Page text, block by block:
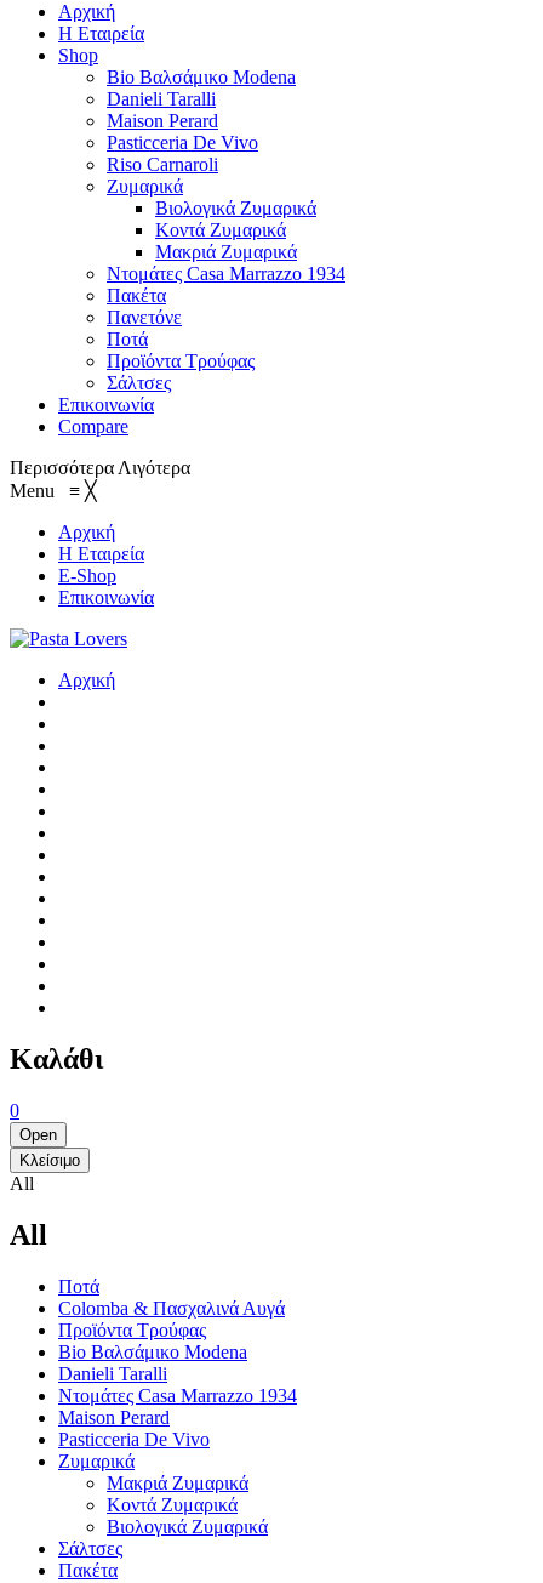
Αρχική
Η Εταιρεία
Shop
Bio Βαλσάμικο Modena
Danieli Taralli
Maison Perard
Pasticceria De Vivo
Riso Carnaroli
Ζυμαρικά
Βιολογικά Ζυμαρικά
Κοντά Ζυμαρικά
Μακριά Ζυμαρικά
Ντομάτες Casa Marrazzo 1934
Πακέτα
Πανετόνε
Ποτά
Προϊόντα Τρούφας
Σάλτσες
Επικοινωνία
Compare
ΠερισσότεραΛιγότερα
Menu ≡ ╳
Αρχική
Η Εταιρεία
E-Shop
Επικοινωνία
Αρχική
Καλάθι
0
Open
Κλείσιμο
All
All
Ποτά
Colomba & Πασχαλινά Αυγά
Προϊόντα Τρούφας
Bio Βαλσάμικο Modena
Danieli Taralli
Ντομάτες Casa Marrazzo 1934
Maison Perard
Pasticceria De Vivo
Ζυμαρικά
Μακριά Ζυμαρικά
Κοντά Ζυμαρικά
Βιολογικά Ζυμαρικά
Σάλτσες
Πακέτα